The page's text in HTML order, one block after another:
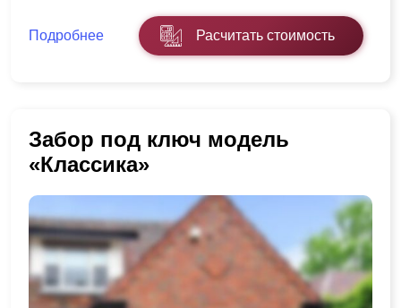
Подробнее Расчитать стоимость
Забор под ключ модель
«Классика»